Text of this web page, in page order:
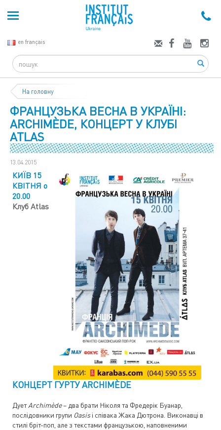
en français
Search
На головну
ФРАНЦУЗЬКА ВЕСНА В УКРАЇНІ:
ARCHIMÈDE, КОНЦЕРТ У КЛУБІ
ATLAS
13.04.2015
КИЇВ 15
КВІТНЯ о
20.00
Клуб Atlas
КОНЦЕРТ ГУРТУ ARCHIMÈDE
ДуетArchimède– два брати Ніколя та Фредерік Буанар,
послідовники групи Oasisі співака Жака Дютрона. Виконавці в
стилі бріт-поп, але з текстами французькою, наповненими